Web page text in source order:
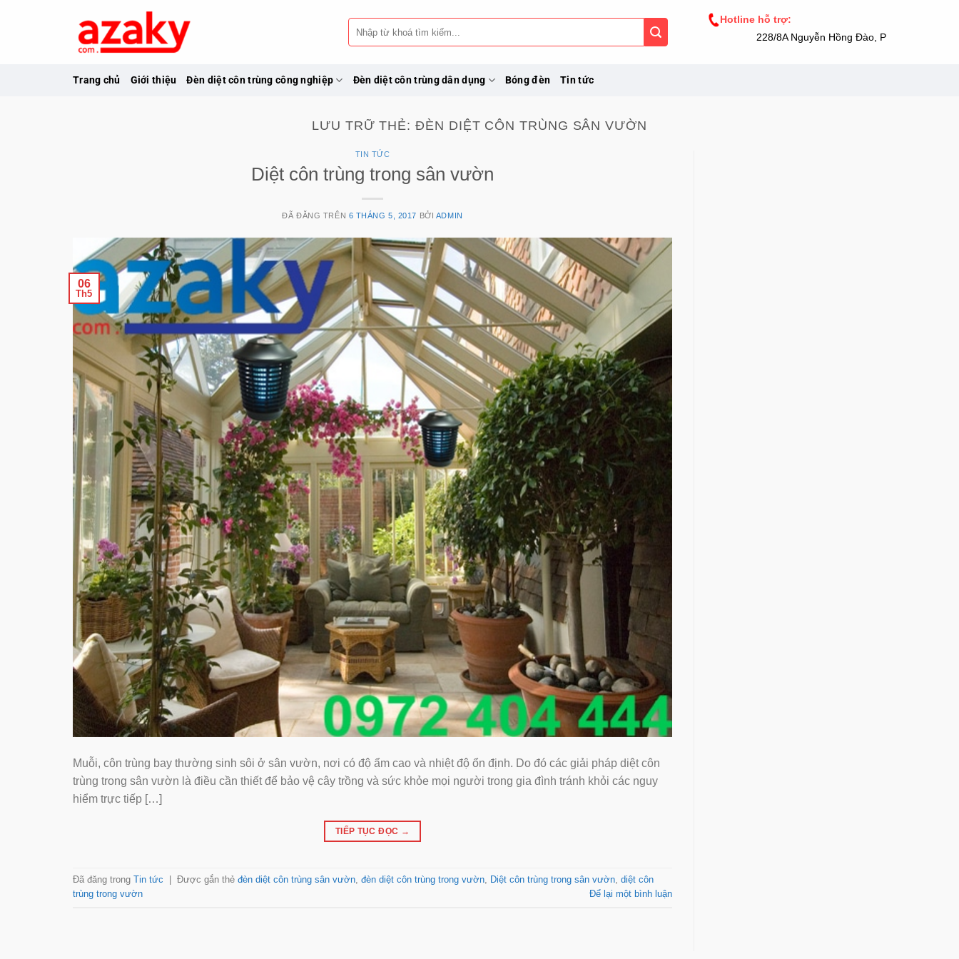
Tìm
kiếm:
Hotline hỗ trợ:
228/8A Nguyễn Hồng Đào, Phường 14, Tân
Trang chủ Giới thiệu Đèn diệt côn trùng công nghiệp Đèn diệt côn trùng dân dụng Bóng đèn Tin tức
LƯU TRỮ THẺ:ĐÈN DIỆT CÔN TRÙNG SÂN VƯỜN
TIN TỨC
Diệt côn trùng trong sân vườn
ĐÃ ĐĂNG TRÊN 6 THÁNG 5, 2017 BỞI ADMIN
06
Th5
Muỗi, côn trùng bay thường sinh sôi ở sân vườn, nơi có độ ẩm cao và nhiệt độ ổn định. Do đó các giải pháp diệt côn
trùng trong sân vườn là điều cần thiết để bảo vệ cây trồng và sức khỏe mọi người trong gia đình tránh khỏi các nguy
hiểm trực tiếp […]
TIẾP TỤC ĐỌC →
Đã đăng trong Tin tức Được gắn thẻ đèn diệt côn trùng sân vườn, đèn diệt côn trùng trong vườn, Diệt côn trùng trong sân vườn, diệt côn
trùng trong vườn
Để lại một bình luận